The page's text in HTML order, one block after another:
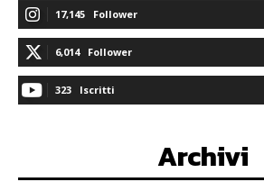
17,145 Follower
6,014 Follower
323 Iscritti
Archivi